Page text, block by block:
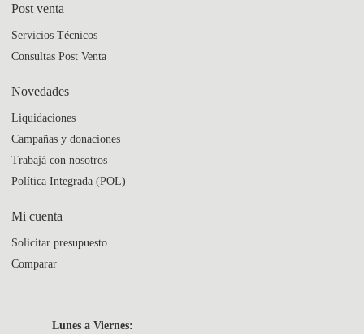
Post venta
Servicios Técnicos
Consultas Post Venta
Novedades
Liquidaciones
Campañas y donaciones
Trabajá con nosotros
Política Integrada (POL)
Mi cuenta
Solicitar presupuesto
Comparar
Lunes a Viernes: